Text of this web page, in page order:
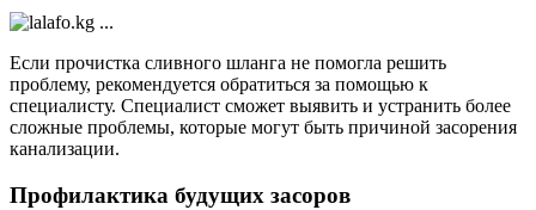
Если прочистка сливного шланга не помогла решить
проблему, рекомендуется обратиться за помощью к
специалисту. Специалист сможет выявить и устранить более
сложные проблемы, которые могут быть причиной засорения
канализации.
Профилактика будущих засоров